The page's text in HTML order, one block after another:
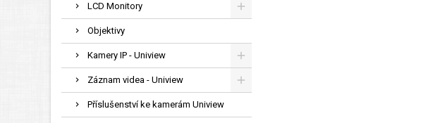
LCD Monitory
Objektivy
Kamery IP - Uniview
Záznam videa - Uniview
Příslušenství ke kamerám Uniview